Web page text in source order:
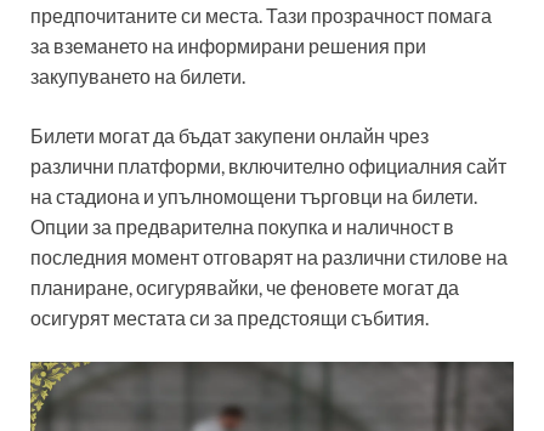
предпочитаните си места. Тази прозрачност помага
за вземането на информирани решения при
закупуването на билети.
Билети могат да бъдат закупени онлайн чрез
различни платформи, включително официалния сайт
на стадиона и упълномощени търговци на билети.
Опции за предварителна покупка и наличност в
последния момент отговарят на различни стилове на
планиране, осигурявайки, че феновете могат да
осигурят местата си за предстоящи събития.